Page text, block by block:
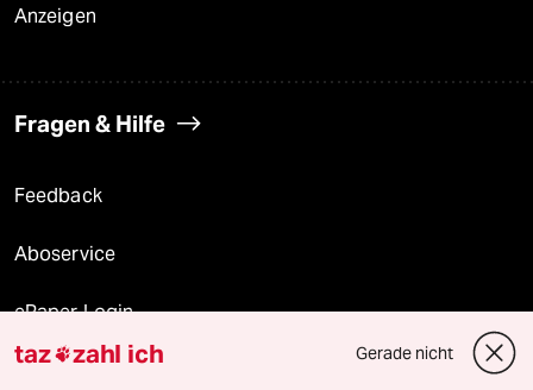
Anzeigen
Fragen & Hilfe
Feedback
Aboservice
ePaper Login
Downloads für Abonnierende
taz zahl ich Gerade nicht